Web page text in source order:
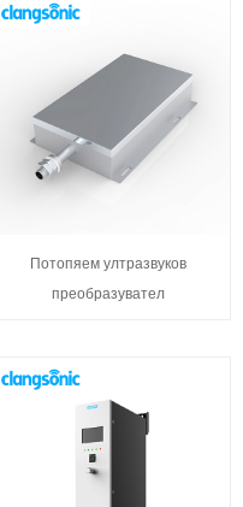
Потопяем ултразвуков
преобразувател